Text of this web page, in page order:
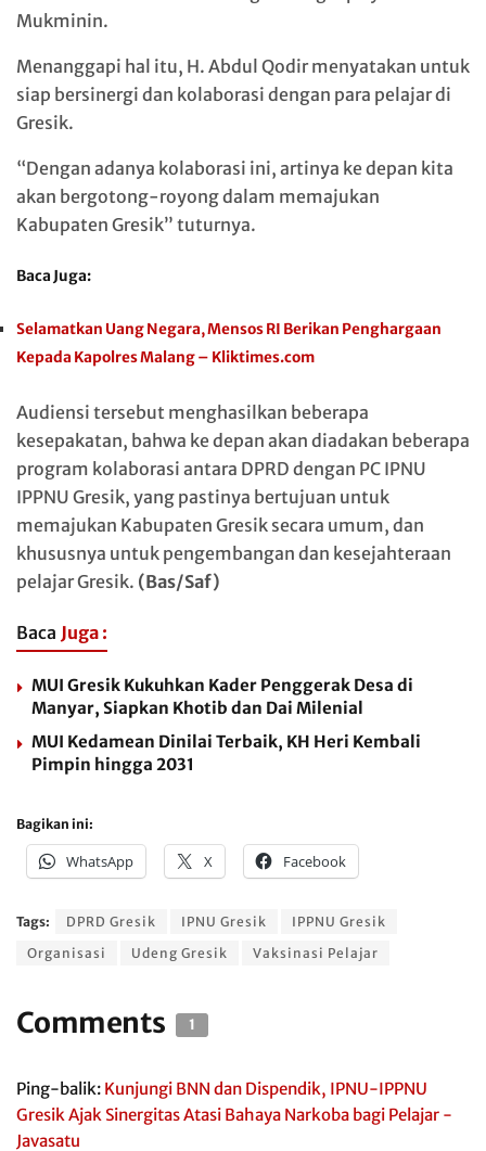
Mukminin.
Menanggapi hal itu, H. Abdul Qodir menyatakan untuk
siap bersinergi dan kolaborasi dengan para pelajar di
Gresik.
“Dengan adanya kolaborasi ini, artinya ke depan kita
akan bergotong-royong dalam memajukan
Kabupaten Gresik” tuturnya.
Baca Juga:
Selamatkan Uang Negara, Mensos RI Berikan Penghargaan
Kepada Kapolres Malang – Kliktimes.com
Audiensi tersebut menghasilkan beberapa
kesepakatan, bahwa ke depan akan diadakan beberapa
program kolaborasi antara DPRD dengan PC IPNU
IPPNU Gresik, yang pastinya bertujuan untuk
memajukan Kabupaten Gresik secara umum, dan
khususnya untuk pengembangan dan kesejahteraan
pelajar Gresik. (Bas/Saf)
Baca Juga :
MUI Gresik Kukuhkan Kader Penggerak Desa di
Manyar, Siapkan Khotib dan Dai Milenial
MUI Kedamean Dinilai Terbaik, KH Heri Kembali
Pimpin hingga 2031
Bagikan ini:
WhatsApp X Facebook
Tags: DPRD Gresik IPNU Gresik
IPPNU Gresik
Organisasi
Udeng Gresik Vaksinasi Pelajar
Comments 1
Ping-balik: Kunjungi BNN dan Dispendik, IPNU-IPPNU
Gresik Ajak Sinergitas Atasi Bahaya Narkoba bagi Pelajar -
Javasatu